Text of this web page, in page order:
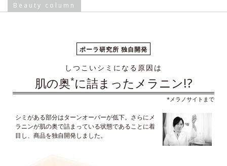
Beauty column
ポーラ研究所 独自開発
しつこいシミになる原因は
肌の奥*に詰まったメラニン!?
*メラノサイトまで
シミがある部分はターンオーバーが低下。さらにメ
ラニンが肌の奥で詰まっている状態であることに着
目し、商品を独自開発しました。